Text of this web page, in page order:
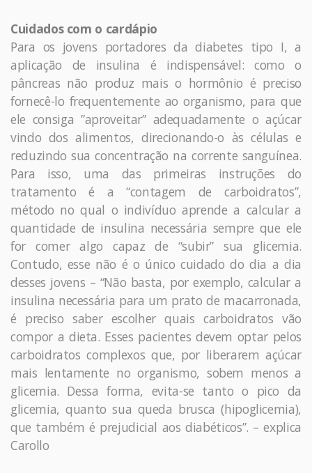
Cuidados com o cardápio
Para os jovens portadores da diabetes tipo I, a
aplicação de insulina é indispensável: como o
pâncreas não produz mais o hormônio é preciso
fornecê-lo frequentemente ao organismo, para que
ele consiga ”aproveitar” adequadamente o açúcar
vindo dos alimentos, direcionando-o às células e
reduzindo sua concentração na corrente sanguínea.
Para isso, uma das primeiras instruções do
tratamento é a “contagem de carboidratos”,
método no qual o indivíduo aprende a calcular a
quantidade de insulina necessária sempre que ele
for comer algo capaz de “subir” sua glicemia.
Contudo, esse não é o único cuidado do dia a dia
desses jovens – “Não basta, por exemplo, calcular a
insulina necessária para um prato de macarronada,
é preciso saber escolher quais carboidratos vão
compor a dieta. Esses pacientes devem optar pelos
carboidratos complexos que, por liberarem açúcar
mais lentamente no organismo, sobem menos a
glicemia. Dessa forma, evita-se tanto o pico da
glicemia, quanto sua queda brusca (hipoglicemia),
que também é prejudicial aos diabéticos”. – explica
Carollo